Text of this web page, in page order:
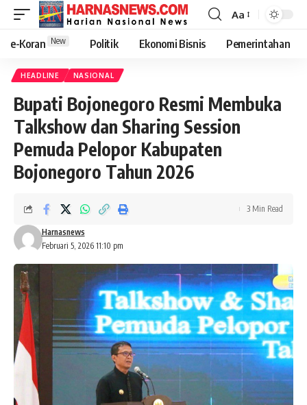
Aa
e-Koran New Politik Ekonomi Bisnis Pemerintahan
HEADLINE NASIONAL
Bupati Bojonegoro Resmi Membuka
Talkshow dan Sharing Session
Pemuda Pelopor Kabupaten
Bojonegoro Tahun 2026
Februari 5, 2026 11:10 pm
Harnasnews
3 Min Read